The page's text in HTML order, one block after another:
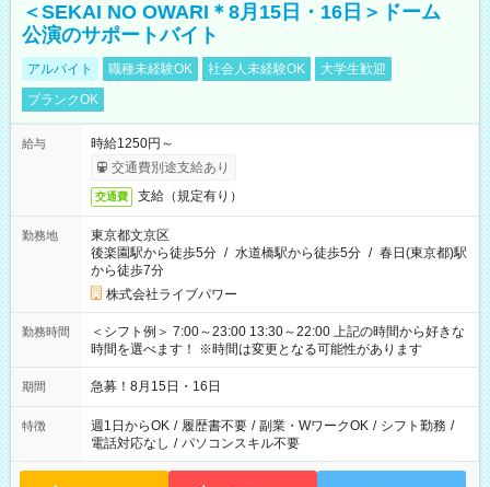
＜SEKAI NO OWARI＊8月15日・16日＞ドーム
公演のサポートバイト
アルバイト 職種未経験OK 社会人未経験OK
大学生歓迎
ブランクOK
給与
時給1250円～
交通費別途支給あり
交通費 支給（規定有り）
勤務地
東京都文京区
後楽園駅から徒歩5分 / 水道橋駅から徒歩5分 / 春日(東京都)駅
から徒歩7分
株式会社ライブパワー
勤務時間
＜シフト例＞ 7:00～23:00 13:30～22:00 上記の時間から好きな
時間を選べます！ ※時間は変更となる可能性があります
期間 急募！8月15日・16日
特徴 週1日からOK / 履歴書不要 / 副業・WワークOK / シフト勤務 /
電話対応なし / パソコンスキル不要